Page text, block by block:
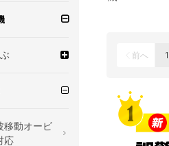
ーツ
ン品の
ラ
・車内を記
！ SUPER
録セット
タイプ
タイプ
移動オービ
応
前へ 1